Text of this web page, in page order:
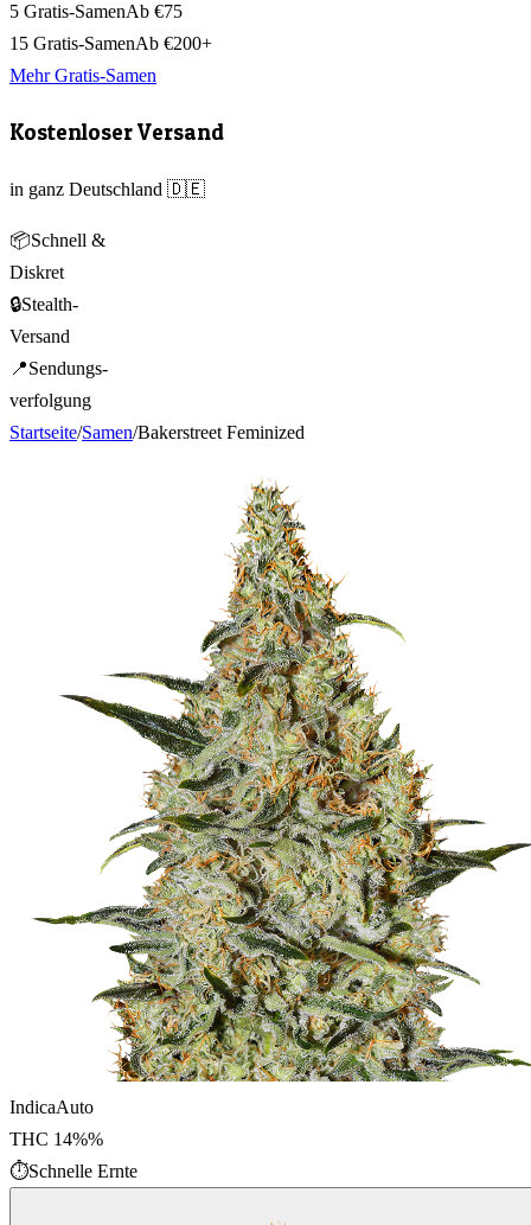
5 Gratis-SamenAb €75
15 Gratis-SamenAb €200+
Mehr Gratis-Samen
Kostenloser Versand
in ganz Deutschland 🇩🇪
📦Schnell &
Diskret
🔒Stealth-
Versand
📍Sendungs-
verfolgung
Startseite/Samen/Bakerstreet Feminized
IndicaAuto
THC 14%%
⏱Schnelle Ernte